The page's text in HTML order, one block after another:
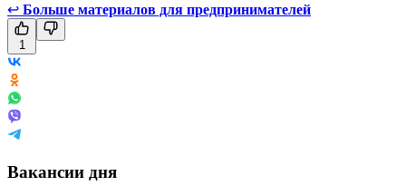
↩ Больше материалов для предпринимателей
1
Вакансии дня